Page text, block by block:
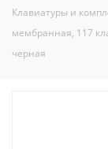
Клавиатуры и
мембранная, 117
черная